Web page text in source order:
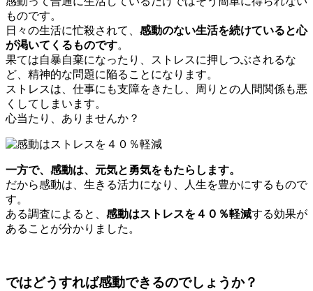
ものです。
日々の生活に忙殺されて、 感動のない生活を続けていると心
が渇いてくるものです。
果ては自暴自棄になったり、ストレスに押しつぶされるな
ど、精神的な問題に陥ることになります。
ストレスは、仕事にも支障をきたし、周りとの人間関係も悪
くしてしまいます。
心当たり、ありませんか？
一方で、感動は、元気と勇気をもたらします。
だから感動は、生きる活力になり、人生を豊かにするもので
す。
ある調査によると、 感動はストレスを４０％軽減する効果が
あることが分かりました。
ではどうすれば感動できるのでしょうか？